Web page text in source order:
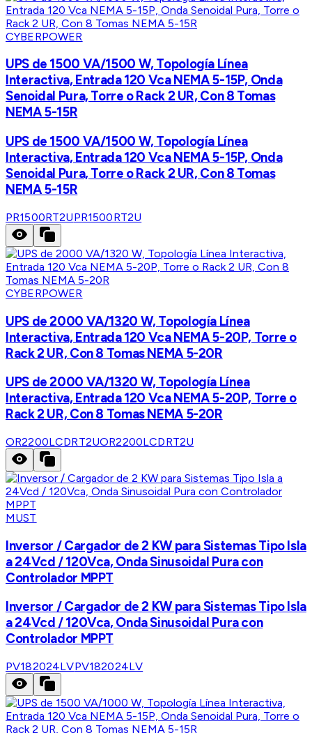
CYBERPOWER
UPS de 1500 VA/1500 W, Topología Línea
Interactiva, Entrada 120 Vca NEMA 5-15P, Onda
Senoidal Pura, Torre o Rack 2 UR, Con 8 Tomas
NEMA 5-15R
UPS de 1500 VA/1500 W, Topología Línea
Interactiva, Entrada 120 Vca NEMA 5-15P, Onda
Senoidal Pura, Torre o Rack 2 UR, Con 8 Tomas
NEMA 5-15R
PR1500RT2UPR1500RT2U
CYBERPOWER
UPS de 2000 VA/1320 W, Topología Línea
Interactiva, Entrada 120 Vca NEMA 5-20P, Torre o
Rack 2 UR, Con 8 Tomas NEMA 5-20R
UPS de 2000 VA/1320 W, Topología Línea
Interactiva, Entrada 120 Vca NEMA 5-20P, Torre o
Rack 2 UR, Con 8 Tomas NEMA 5-20R
OR2200LCDRT2UOR2200LCDRT2U
MUST
Inversor / Cargador de 2 KW para Sistemas Tipo Isla
a 24Vcd / 120Vca, Onda Sinusoidal Pura con
Controlador MPPT
Inversor / Cargador de 2 KW para Sistemas Tipo Isla
a 24Vcd / 120Vca, Onda Sinusoidal Pura con
Controlador MPPT
PV182024LVPV182024LV